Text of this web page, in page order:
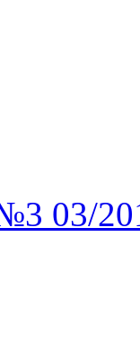
03/